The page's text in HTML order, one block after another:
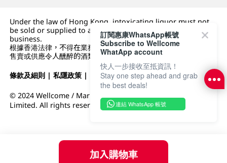
加入購物車
Under the law of Hong Kong, intoxicating liquor must not
be sold or supplied to a minor (under 18) in the course of
business.
根據香港法律，不得在業務過程中，向未成年人 (18 歲以下人士)
售賣或供應令人醺醉的酒類。
條款及細則 |私隱政策 | DFI零售集團
© 2024 Wellcome / Market Place. The Dairy Farm Company
Limited. All rights reserved.
訂閱惠康WhatsApp帳號
Subscribe to Wellcome
WhatApp account
快人一步接收至抵資訊！
Stay one step ahead and grab
the best deals!
連結 WhatsApp 帳號